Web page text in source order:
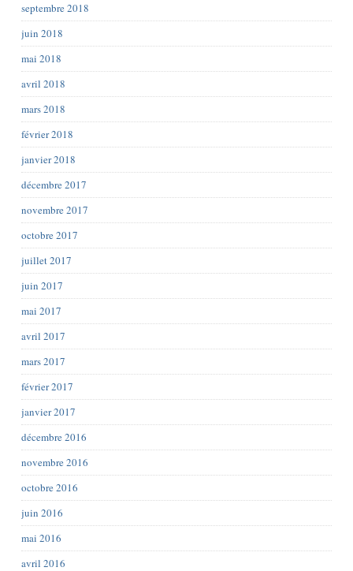
septembre 2018
juin 2018
mai 2018
avril 2018
mars 2018
février 2018
janvier 2018
décembre 2017
novembre 2017
octobre 2017
juillet 2017
juin 2017
mai 2017
avril 2017
mars 2017
février 2017
janvier 2017
décembre 2016
novembre 2016
octobre 2016
juin 2016
mai 2016
avril 2016